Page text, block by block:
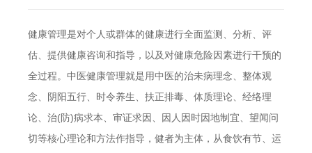
健康管理是对个人或群体的健康进行全面监测、分析、评
估、提供健康咨询和指导，以及对健康危险因素进行干预的
全过程。中医健康管理就是用中医的治未病理念、整体观
念、阴阳五行、时令养生、扶正排毒、体质理论、经络理
论、治(防)病求本、审证求因、因人因时因地制宜、望闻问
切等核心理论和方法作指导，健者为主体，从食饮有节、运